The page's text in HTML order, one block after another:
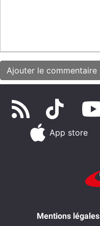
App store
Mentions légales